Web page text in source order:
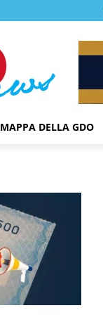
MAPPA DELLA GDO